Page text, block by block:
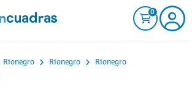
0
Rionegro Rionegro
Rionegro